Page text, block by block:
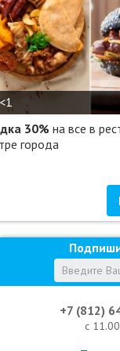
1217800059102
<1
30% на все в
города
+7 (812)
с